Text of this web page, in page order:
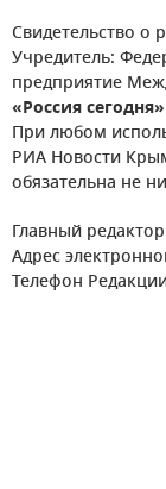
Свидетельство о
Учредитель:
предприятие
«Россия сегодня»
При любом
РИА Новости
обязательна не
Главный
Адрес
Телефон